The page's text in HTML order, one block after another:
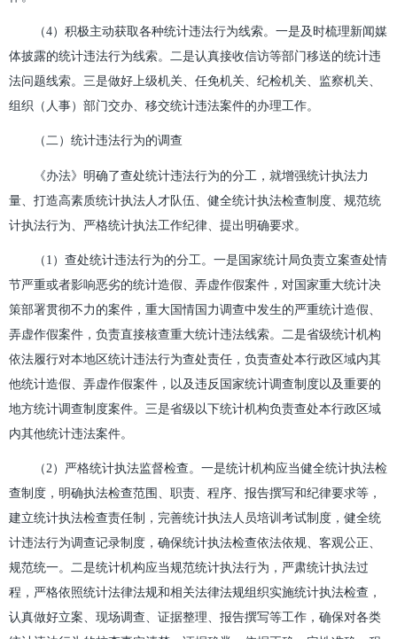
（4）积极主动获取各种统计违法行为线索。一是及时梳理新闻媒
体披露的统计违法行为线索。二是认真接收信访等部门移送的统计违
法问题线索。三是做好上级机关、任免机关、纪检机关、监察机关、
组织（人事）部门交办、移交统计违法案件的办理工作。
（二）统计违法行为的调查
《办法》明确了查处统计违法行为的分工，就增强统计执法力
量、打造高素质统计执法人才队伍、健全统计执法检查制度、规范统
计执法行为、严格统计执法工作纪律、提出明确要求。
（1）查处统计违法行为的分工。一是国家统计局负责立案查处情
节严重或者影响恶劣的统计造假、弄虚作假案件，对国家重大统计决
策部署贯彻不力的案件，重大国情国力调查中发生的严重统计造假、
弄虚作假案件，负责直接核查重大统计违法线索。二是省级统计机构
依法履行对本地区统计违法行为查处责任，负责查处本行政区域内其
他统计造假、弄虚作假案件，以及违反国家统计调查制度以及重要的
地方统计调查制度案件。三是省级以下统计机构负责查处本行政区域
内其他统计违法案件。
（2）严格统计执法监督检查。一是统计机构应当健全统计执法检
查制度，明确执法检查范围、职责、程序、报告撰写和纪律要求等，
建立统计执法检查责任制，完善统计执法人员培训考试制度，健全统
计违法行为调查记录制度，确保统计执法检查依法依规、客观公正、
规范统一。二是统计机构应当规范统计执法行为，严肃统计执法过
程，严格依照统计法律法规和相关法律法规组织实施统计执法检查，
认真做好立案、现场调查、证据整理、报告撰写等工作，确保对各类